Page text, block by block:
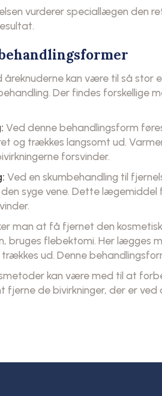
vurderer speciallægen den
åreknuderne kan være til så
Der findes forskellige
Ved denne behandlingsform
og trækkes langsomt ud.
forsvinder.
Ved en skumbehandling til
syge vene. Dette
man at få fjernet den
bruges flebektomi. Her lægges
ud. Denne
kan være med til at
fjerne de bivirkninger, der er ved